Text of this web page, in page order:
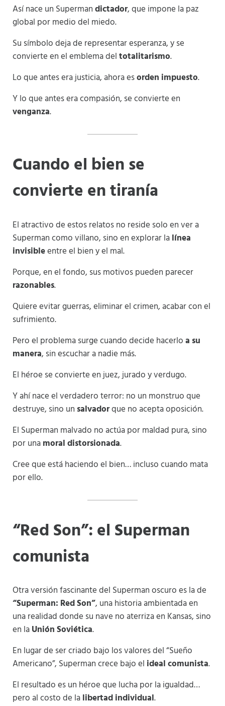
Así nace un Supermandictador, que impone la paz
global por medio del miedo.
Su símbolo deja de representar esperanza, y se
convierte en el emblema deltotalitarismo.
Lo que antes era justicia, ahora esorden impuesto.
Y lo que antes era compasión, se convierte en
venganza.
Cuando el bien se
convierte en tiranía
El atractivo de estos relatos no reside solo en ver a
Superman como villano, sino en explorar lalínea
invisibleentre el bien y el mal.
Porque, en el fondo, sus motivos pueden parecer
razonables.
Quiere evitar guerras, eliminar el crimen, acabar con el
sufrimiento.
Pero el problema surge cuando decide hacerloa su
manera, sin escuchar a nadie más.
El héroe se convierte en juez, jurado y verdugo.
Y ahí nace el verdadero terror: no un monstruo que
destruye, sino un salvadorque no acepta oposición.
El Superman malvado no actúa por maldad pura, sino
por unamoral distorsionada.
Cree que está haciendo el bien… incluso cuando mata
por ello.
“Red Son”: el Superman
comunista
Otra versión fascinante del Superman oscuro es la de
“Superman: Red Son”, una historia ambientada en
una realidad donde su nave no aterriza en Kansas, sino
en laUnión Soviética.
En lugar de ser criado bajo los valores del “Sueño
Americano”, Superman crece bajo el ideal comunista.
El resultado es un héroe que lucha por la igualdad…
pero al costo de lalibertad individual.